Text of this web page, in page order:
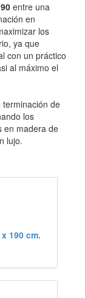
entre una
en
los
ya que
con un práctico
al máximo el
de
los
en madera de
lujo.
x 190 cm.